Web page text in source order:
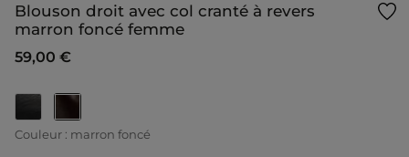
Blouson droit avec col cranté à revers
marron foncé femme
59,00 €
selected
Couleur : marron foncé